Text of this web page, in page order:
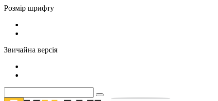
Розмір шрифту
Звичайна версія